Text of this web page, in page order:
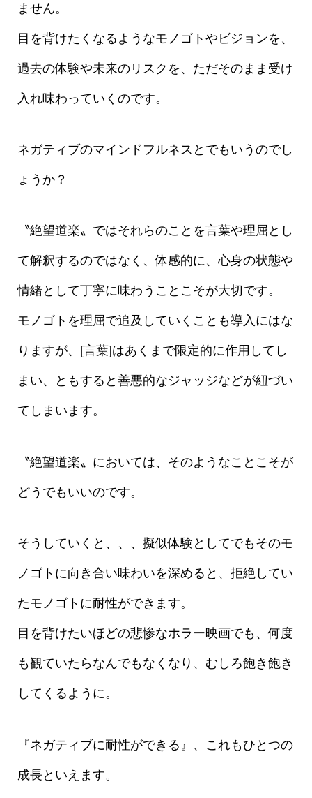
ません。
目を背けたくなるようなモノゴトやビジョンを、
過去の体験や未来のリスクを、ただそのまま受け
入れ味わっていくのです。
ネガティブのマインドフルネスとでもいうのでし
ょうか？
〝絶望道楽〟ではそれらのことを言葉や理屈とし
て解釈するのではなく、体感的に、心身の状態や
情緒として丁寧に味わうことこそが大切です。
モノゴトを理屈で追及していくことも導入にはな
りますが、[言葉]はあくまで限定的に作用してし
まい、ともすると善悪的なジャッジなどが紐づい
てしまいます。
〝絶望道楽〟においては、そのようなことこそが
どうでもいいのです。
そうしていくと、、、擬似体験としてでもそのモ
ノゴトに向き合い味わいを深めると、拒絶してい
たモノゴトに耐性ができます。
目を背けたいほどの悲惨なホラー映画でも、何度
も観ていたらなんでもなくなり、むしろ飽き飽き
してくるように。
『ネガティブに耐性ができる』、これもひとつの
成長といえます。